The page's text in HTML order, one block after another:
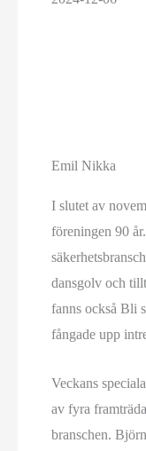
Emil Nikka
I slutet av
föreningen 90
dansgolv och
fanns också Bli
fångade upp
Veckans
av fyra
branschen.